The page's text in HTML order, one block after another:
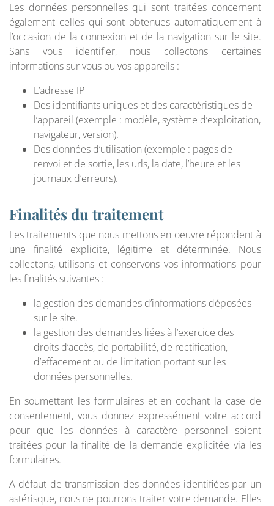
Les données personnelles qui sont traitées concernent
également celles qui sont obtenues automatiquement à
l’occasion de la connexion et de la navigation sur le site.
Sans vous identifier, nous collectons certaines
informations sur vous ou vos appareils :
L’adresse IP
Des identifiants uniques et des caractéristiques de
l’appareil (exemple : modèle, système d’exploitation,
navigateur, version).
Des données d’utilisation (exemple : pages de
renvoi et de sortie, les urls, la date, l’heure et les
journaux d’erreurs).
Finalités du traitement
Les traitements que nous mettons en oeuvre répondent à
une finalité explicite, légitime et déterminée. Nous
collectons, utilisons et conservons vos informations pour
les finalités suivantes :
la gestion des demandes d’informations déposées
sur le site.
la gestion des demandes liées à l’exercice des
droits d’accès, de portabilité, de rectification,
d’effacement ou de limitation portant sur les
données personnelles.
En soumettant les formulaires et en cochant la case de
consentement, vous donnez expressément votre accord
pour que les données à caractère personnel soient
traitées pour la finalité de la demande explicitée via les
formulaires.
A défaut de transmission des données identifiées par un
astérisque, nous ne pourrons traiter votre demande. Elles